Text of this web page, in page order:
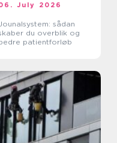
July 2026
sådan
du overblik og
patientforløb